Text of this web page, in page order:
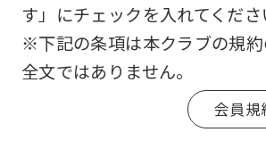
す」にチェックを入れてくださ
※下記の条項は本クラブの規約
全文ではありません。
会員規